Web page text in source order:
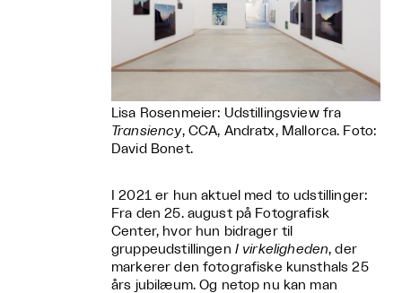
Lisa Rosenmeier: Udstillingsview fra
Transiency, CCA, Andratx, Mallorca. Foto:
David Bonet.
I 2021 er hun aktuel med to udstillinger:
Fra den 25. august på Fotografisk
Center, hvor hun bidrager til
gruppeudstillingen I virkeligheden, der
markerer den fotografiske kunsthals 25
års jubilæum. Og netop nu kan man